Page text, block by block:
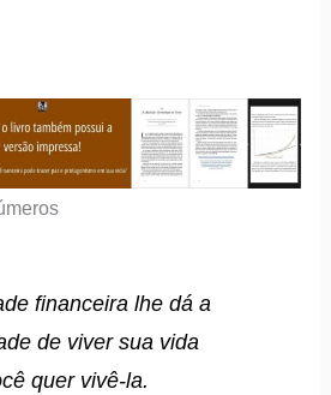
financeira lhe dá a
de viver sua vida
quer vivê-la.